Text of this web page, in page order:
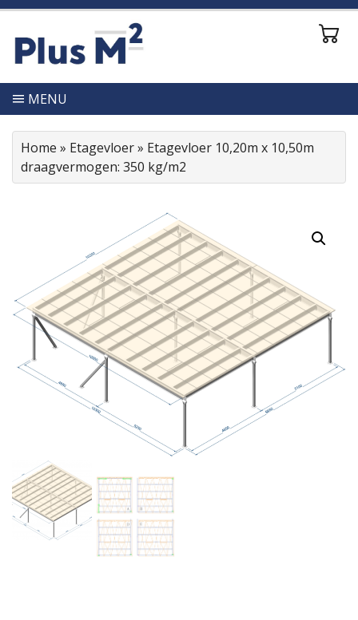
MENU
Home » Etagevloer» Etagevloer 10,20m x 10,50m
draagvermogen: 350 kg/m2